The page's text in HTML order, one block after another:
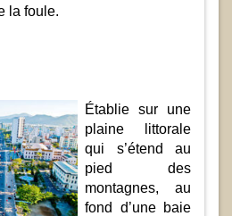
la foule.
Établie sur une
plaine littorale
qui s’étend au
pied des
montagnes, au
fond d’une baie